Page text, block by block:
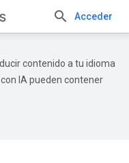
Acceder
contenido a tu idioma
IA pueden contener